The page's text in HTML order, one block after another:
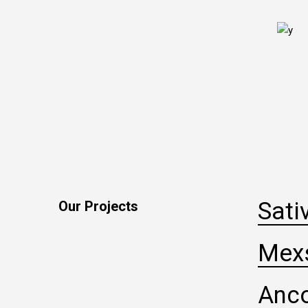
Our Projects